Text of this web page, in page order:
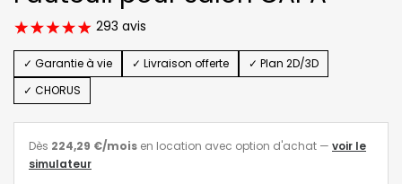
293 avis
✓ Garantie à vie ✓ Livraison offerte
✓ Plan 2D/3D
✓ CHORUS
Dès 224,29 €/mois en location avec option d'achat — voir le
simulateur